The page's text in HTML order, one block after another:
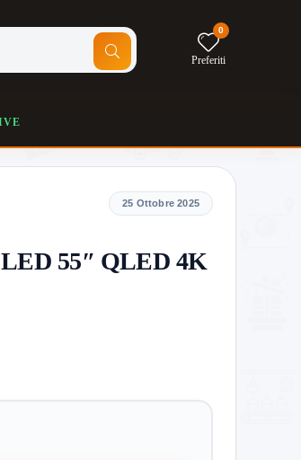
0
Preferiti
55″ QLED 4K
25 Ottobre 2025